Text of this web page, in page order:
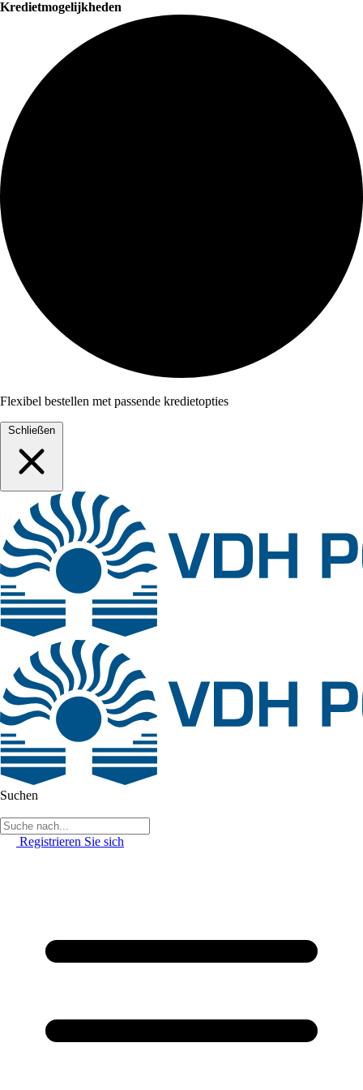
Kredietmogelijkheden
Flexibel bestellen met passende kredietopties
Schließen
Suchen
Registrieren Sie sich